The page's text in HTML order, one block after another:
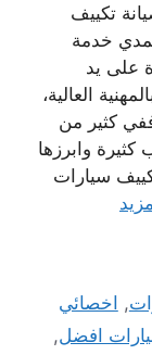
تكييف
خدمة
على يد
العالية،
كثير من
وابرزها
سيارات
, اخصائي
افضل,